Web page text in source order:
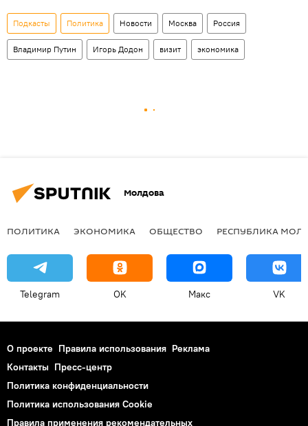
Подкасты Политика Новости Москва Россия
Владимир Путин Игорь Додон визит экономика
Молдова
ПОЛИТИКА ЭКОНОМИКА ОБЩЕСТВО РЕСПУБЛИКА
Telegram OK Макс VK
О проекте Правила использования Реклама
Контакты Пресс-центр
Политика конфиденциальности
Политика использования Cookie
Правила применения рекомендательных